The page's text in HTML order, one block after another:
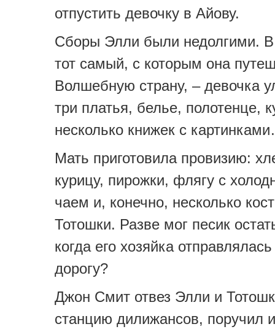
отпустить девочку в Айову.
Сборы Элли были недолгими. В
тот самый, с которым она
Волшебную страну, – девочка
три платья, белье, полотенце,
несколько книжек с
Мать приготовила провизию:
курицу, пирожки, флягу с
чаем и, конечно, несколько
Тотошки. Разве мог песик
когда его хозяйка
дорогу?
Джон Смит отвез Элли и
станцию дилижансов, поручил